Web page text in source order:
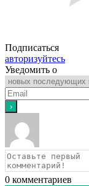
Подписаться
авторизуйтесь
Уведомить о
0 комментариев